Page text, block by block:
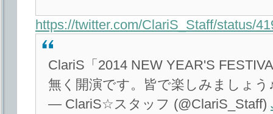
https://twitter.com/ClariS_Staff/status/
ClariS「2014 NEW YEAR'S
無く開演です。皆で楽しみましょう
— ClariS☆スタッフ (@ClariS_Staff)